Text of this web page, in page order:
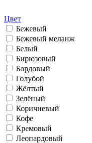
Цвет
Бежевый
Бежевый меланж
Белый
Бирюзовый
Бордовый
Голубой
Жёлтый
Зелёный
Коричневый
Кофе
Кремовый
Леопардовый